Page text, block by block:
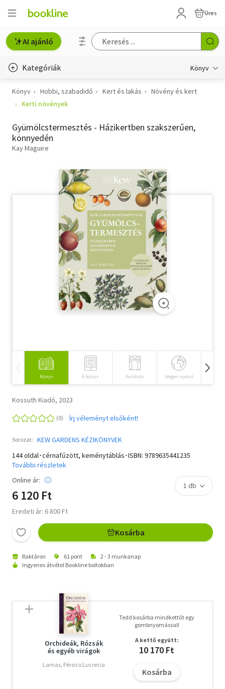
Üres
AI ajánló
Kategóriák Könyv
Életmód, egészség
Gyermek- és ifjúsági
Szótár, nyelvkönyv
Tankönyv, segédkönyv
Társadalomtudomány
Természettudomány
Vallás
Könyv Hobbi, szabadidő Kert és lakás
Növény és kert
Kerti növények
Gyümölcstermesztés - Házikertben szakszerűen,
könnyedén
Kay Maguire
Könyv E-könyv Antikvár Idegen nyelvű
Kossuth Kiadó, 2023
Írj véleményt elsőként!
Sorozat: KEW GARDENS KÉZIKÖNYVEK
144 oldal･cérnafűzött, keménytáblás･ISBN: 9789635441235
További részletek
Online ár:
6 120 Ft
Eredeti ár: 6 800 Ft
Kosárba
Raktáron 61 pont
2 - 3 munkanap
Ingyenes átvétel Bookline boltokban
Orchideák, Rózsák
és egyéb virágok
Lamas, Pérsico Lucrecia
Tedd kosárba mindkettőt egy
gombnyomással!
A kettő együtt:
10 170 Ft
Kosárba